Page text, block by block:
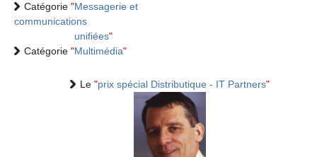
Catégorie "Messagerie et
communications
unifiées"
Catégorie "Multimédia"
Le "prix spécial Distributique - IT Partners"